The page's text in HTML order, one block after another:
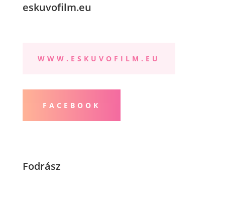
eskuvofilm.eu
WWW.ESKUVOFILM.EU
FACEBOOK
Fodrász